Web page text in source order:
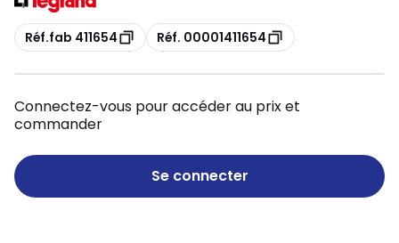
Copie
Réf.fab 411654 Copie
Réf. 00001411654
Connectez-vous pour accéder au prix et
commander
Se connecter